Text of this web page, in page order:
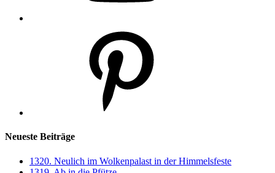
Neueste Beiträge
1320. Neulich im Wolkenpalast in der Himmelsfeste